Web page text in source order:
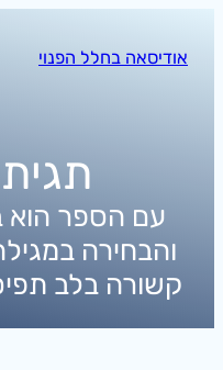
לתוכןאודיסאה בחלל הפנוי
עם הספר הוא
והבחירה
קשורה בלב